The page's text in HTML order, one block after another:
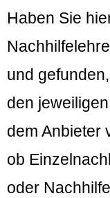
Haben Sie
und
den
dem Anbieter
ob
oder